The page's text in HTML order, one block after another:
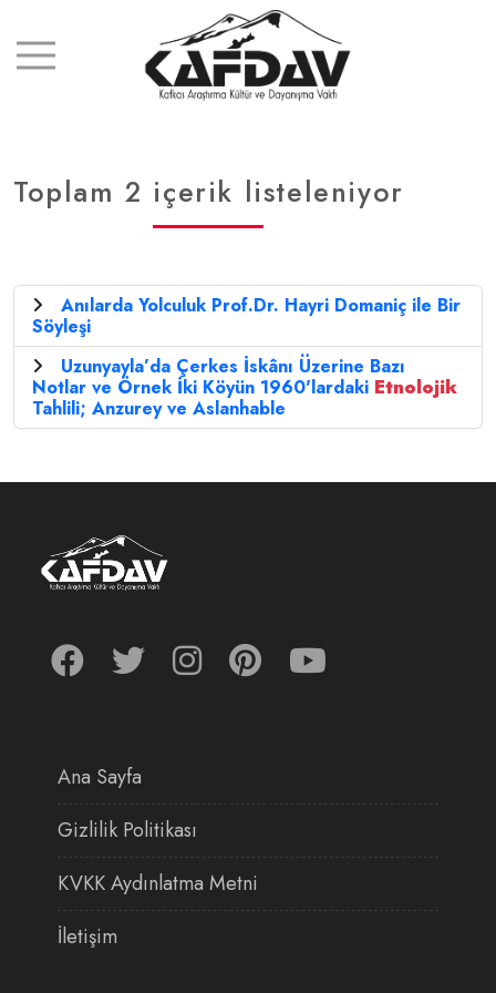
Toplam 2 içerik listeleniyor
Anılarda Yolculuk Prof.Dr. Hayri Domaniç ile Bir
Söyleşi
Uzunyayla’da Çerkes İskânı Üzerine Bazı
Notlar ve Örnek İki Köyün 1960'lardaki Etnolojik
Tahlili; Anzurey ve Aslanhable
Ana Sayfa
Gizlilik Politikası
KVKK Aydınlatma Metni
İletişim